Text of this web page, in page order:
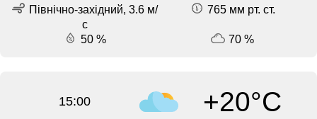
Північно-західний, 3.6 м/
с
765 мм рт. ст.
50 % 70 %
15:00 +20°C